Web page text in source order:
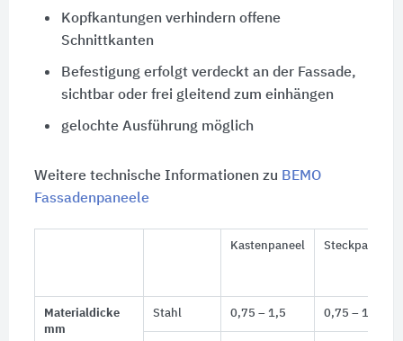
Kopfkantungen verhindern offene
Schnittkanten
Befestigung erfolgt verdeckt an der Fassade,
sichtbar oder frei gleitend zum einhängen
gelochte Ausführung möglich
Weitere technische Informationen zu BEMO
Fassadenpaneele
Kastenpaneel Steckpaneel
Materialdicke
mm
Stahl 0,75 – 1,5 0,75 – 1,0